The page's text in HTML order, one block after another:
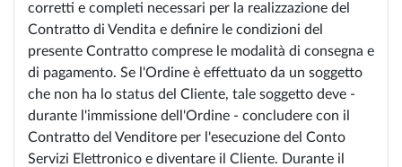
corretti e completi necessari per la realizzazione del
Contratto di Vendita e definire le condizioni del
presente Contratto comprese le modalità di consegna e
di pagamento. Se l'Ordine è effettuato da un soggetto
che non ha lo status del Cliente, tale soggetto deve -
durante l'immissione dell'Ordine - concludere con il
Contratto del Venditore per l'esecuzione del Conto
Servizi Elettronico e diventare il Cliente. Durante il